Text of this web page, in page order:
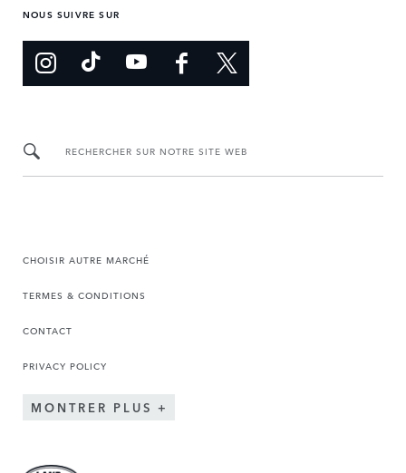
NOUS SUIVRE SUR
RECHERCHER SUR NOTRE SITE WEB
CHOISIR AUTRE MARCHÉ
TERMES & CONDITIONS
CONTACT
PRIVACY POLICY
MONTRER PLUS